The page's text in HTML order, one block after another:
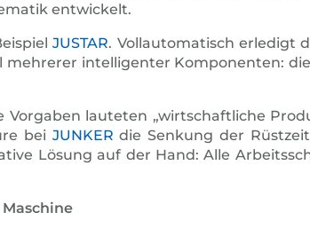
entwickelt.
JUSTAR. Vollautomatisch erledigt
intelligenter Komponenten:
lauteten „wirtschaftliche
bei JUNKER die Senkung der
Lösung auf der Hand: Alle